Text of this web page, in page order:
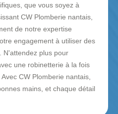
que vous soyez à
CW Plomberie nantais,
de notre expertise
engagement à utiliser des
N'attendez plus pour
une robinetterie à la fois
CW Plomberie nantais,
mains, et chaque détail